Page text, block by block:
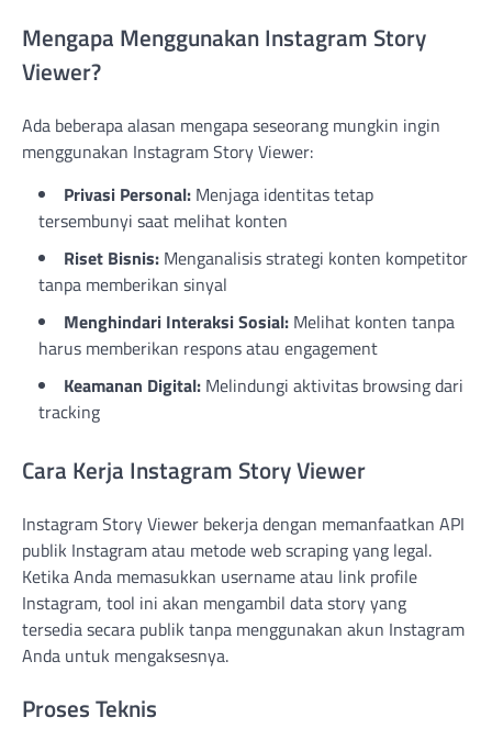
Mengapa Menggunakan Instagram Story
Viewer?
Ada beberapa alasan mengapa seseorang mungkin ingin
menggunakan Instagram Story Viewer:
Privasi Personal: Menjaga identitas tetap
tersembunyi saat melihat konten
Riset Bisnis: Menganalisis strategi konten kompetitor
tanpa memberikan sinyal
Menghindari Interaksi Sosial: Melihat konten tanpa
harus memberikan respons atau engagement
Keamanan Digital: Melindungi aktivitas browsing dari
tracking
Cara Kerja Instagram Story Viewer
Instagram Story Viewer bekerja dengan memanfaatkan API
publik Instagram atau metode web scraping yang legal.
Ketika Anda memasukkan username atau link profile
Instagram, tool ini akan mengambil data story yang
tersedia secara publik tanpa menggunakan akun Instagram
Anda untuk mengaksesnya.
Proses Teknis